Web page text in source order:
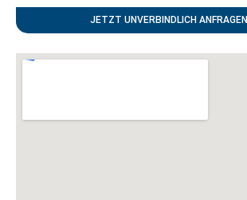
JETZT UNVERBINDLICH ANFRAGEN